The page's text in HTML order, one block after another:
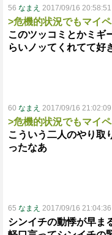
56 なまえ 2017/09/16
>危機的状況でもマイ
このツッコミとかミギ
らいノッてくれてて好
60 なまえ 2017/09/16
>危機的状況でもマイ
こういう二人のやり取
ったなあ
65 なまえ 2017/09/16
シンイチの動悸が早ま